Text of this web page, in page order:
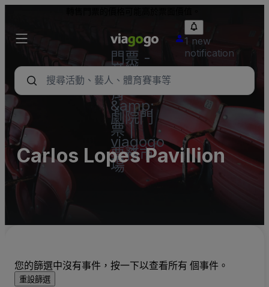
門票 -
音樂
會、體
育
&amp;
劇院門
票 |
viagogo
票務市
場
1 new
notification
Carlos Lopes Pavillion
您的篩選中沒有事件，按一下以查看所有 個事件。
重設篩選